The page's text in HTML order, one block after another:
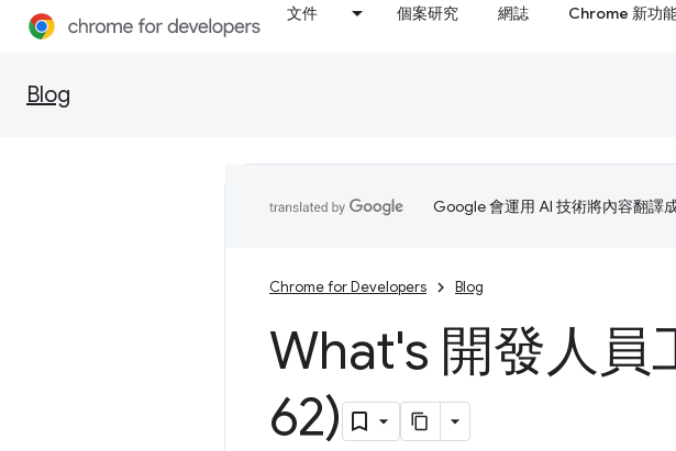
文件 個案研究 網誌 Chrome 新功
Blog
Google 會運用 AI 技術將內容翻譯
Chrome for Developers Blog
What's 開發人
62)